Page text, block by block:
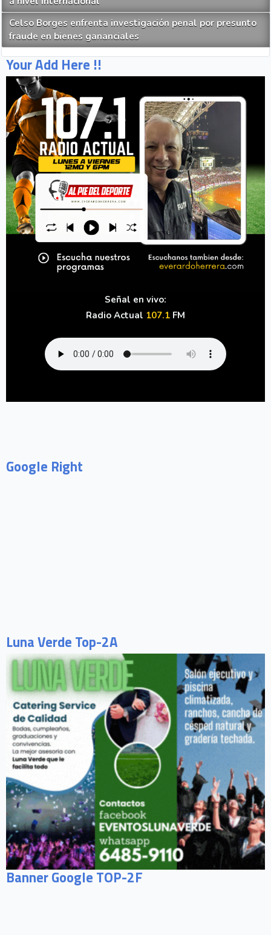
Celso Borges enfrenta investigación penal por presunto
fraude en bienes gananciales
Your Add Here !!
Señal en vivo:
Radio Actual 107.1 FM
Google Right
Luna Verde Top-2A
Banner Google TOP-2F